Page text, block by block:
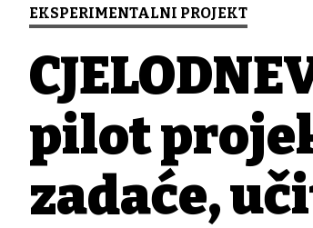
EKSPERIMENTALNI PROJEKT
pilot
zadaće,